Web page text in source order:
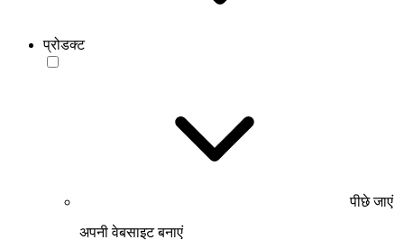
प्रोडक्ट
पीछे जाएं
अपनी वेबसाइट बनाएं